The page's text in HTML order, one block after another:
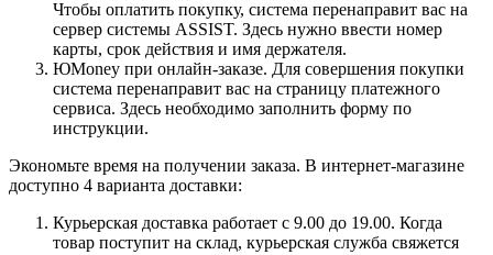
Чтобы оплатить покупку, система перенаправит вас на
сервер системы ASSIST. Здесь нужно ввести номер
карты, срок действия и имя держателя.
ЮMoney при онлайн-заказе. Для совершения покупки
система перенаправит вас на страницу платежного
сервиса. Здесь необходимо заполнить форму по
инструкции.
Экономьте время на получении заказа. В интернет-магазине
доступно 4 варианта доставки:
Курьерская доставка работает с 9.00 до 19.00. Когда
товар поступит на склад, курьерская служба свяжется